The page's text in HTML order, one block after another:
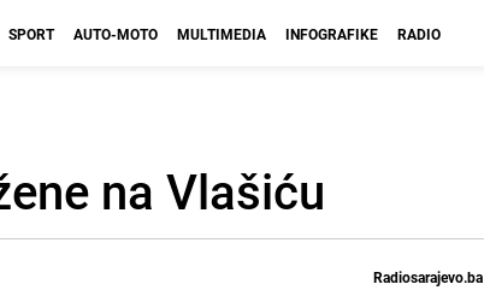
SPORT AUTO-MOTO MULTIMEDIA INFOGRAFIKE RADIO
na Vlašiću
Radiosarajevo.ba